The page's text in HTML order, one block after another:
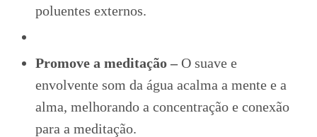
poluentes externos.
Promove a meditação –O suave e
envolvente som da água acalma a mente e a
alma, melhorando a concentração e conexão
para a meditação.